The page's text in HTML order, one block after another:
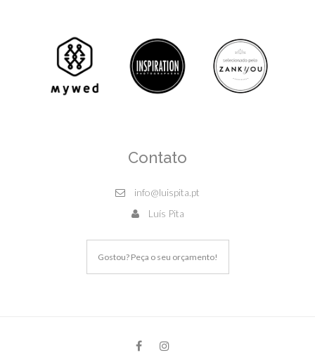
Contato
info@luispita.pt
Luís Pita
Gostou? Peça o seu orçamento!